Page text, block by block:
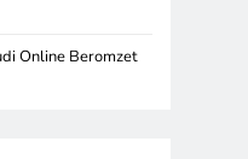
Online Beromzet